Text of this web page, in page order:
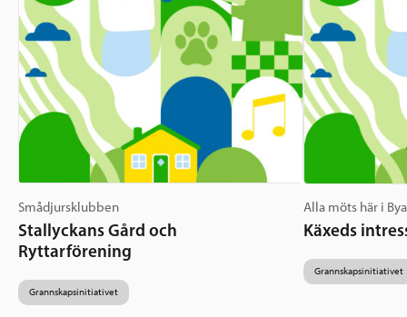
Smådjursklubben
Stallyckans Gård och
Ryttarförening
Grannskapsinitiativet
Alla möts här i
Käxeds
Grannskapsinitiativet